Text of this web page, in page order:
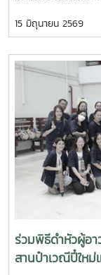
วิทยาศาสตร์การอ
ศาสตราจารย์สาข
ด้านการพัฒนานั
ญี่ปุ่น ในโอกาสเ
ร่วมมือทางวิชากา
มหาวิทยาลัยแม่โจ้
มหาวิทยาลัยและค
ร่วมมือด้านวิชากา
ปริญญาตรีและบัณ
Ken’ichi Yano
Welfare, and
Engineering,
Systems” ซึ่งเกี่ย
ดูแลผู้สูงอายุ และร
15 มิถุนายน
ร่วมพิธีดำหัวผู้อา
สานป๋าเวณีปี๋ใหม่